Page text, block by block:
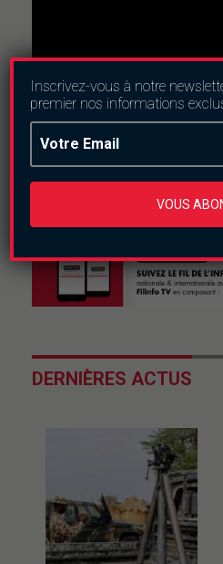
Nous suivre
DERNIÈRES ACTUS
Inscrivez-vous à notre
premier nos informations
VOUS